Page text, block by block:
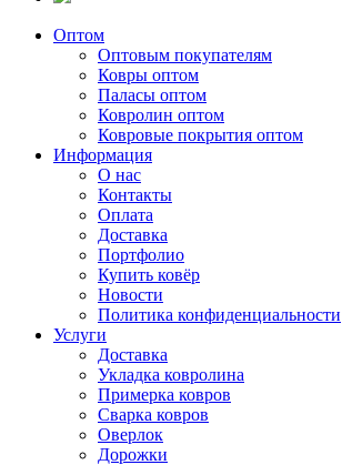
Оптом
Оптовым покупателям
Ковры оптом
Паласы оптом
Ковролин оптом
Ковровые покрытия оптом
Информация
О нас
Контакты
Оплата
Доставка
Портфолио
Купить ковёр
Новости
Политика конфиденциальности
Услуги
Доставка
Укладка ковролина
Примерка ковров
Сварка ковров
Оверлок
Дорожки